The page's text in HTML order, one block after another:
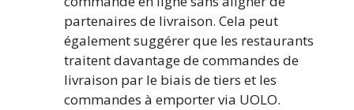
partenaires de livraison. Cela peut
également suggérer que les restaurants
traitent davantage de commandes de
livraison par le biais de tiers et les
commandes à emporter via UOLO.